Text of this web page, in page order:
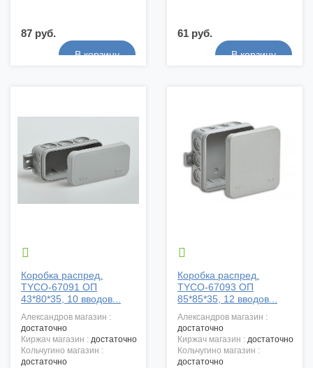
87 руб. 61 руб.

Коробка распред.
TYCO-67091 ОП
43*80*35, 10 вводов...
александров магазин :
достаточно
киржач магазин : достаточно
кольчугино магазин :
достаточно

Коробка распред.
TYCO-67093 ОП
85*85*35, 12 вводов...
александров магазин :
достаточно
киржач магазин : достаточно
кольчугино магазин :
достаточно